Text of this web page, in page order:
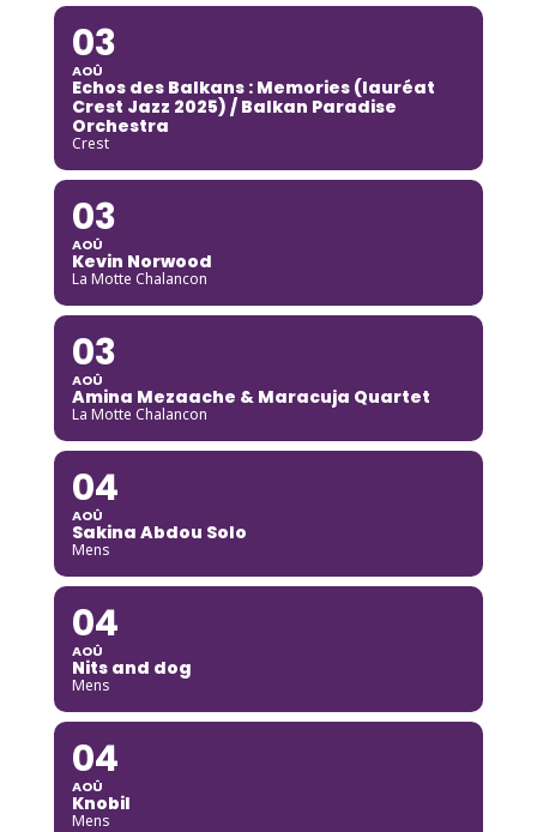
03
AOÛ
Echos des Balkans : Memories (lauréat
Crest Jazz 2025) / Balkan Paradise
Orchestra
Crest
03
AOÛ
Kevin Norwood
La Motte Chalancon
03
AOÛ
Amina Mezaache & Maracuja Quartet
La Motte Chalancon
04
AOÛ
Sakina Abdou Solo
Mens
04
AOÛ
Nits and dog
Mens
04
AOÛ
Knobil
Mens